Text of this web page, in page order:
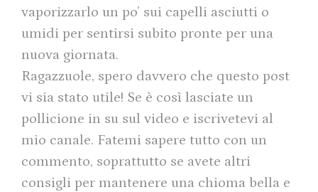
vaporizzarlo un po’ sui capelli asciutti o
umidi per sentirsi subito pronte per una
nuova giornata.
Ragazzuole, spero davvero che questo post
vi sia stato utile! Se è così lasciate un
pollicione in su sul video e iscrivetevi al
mio canale. Fatemi sapere tutto con un
commento, soprattutto se avete altri
consigli per mantenere una chioma bella e